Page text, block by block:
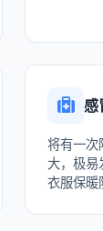
感
将有一次
大，极易
衣服保暖